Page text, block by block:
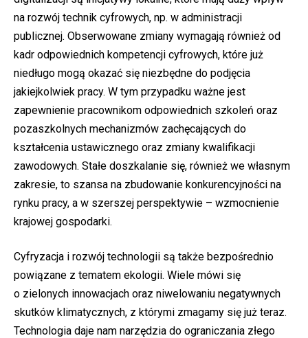
na rozwój technik cyfrowych, np. w administracji
publicznej. Obserwowane zmiany wymagają również od
kadr odpowiednich kompetencji cyfrowych, które już
niedługo mogą okazać się niezbędne do podjęcia
jakiejkolwiek pracy. W tym przypadku ważne jest
zapewnienie pracownikom odpowiednich szkoleń oraz
pozaszkolnych mechanizmów zachęcających do
kształcenia ustawicznego oraz zmiany kwalifikacji
zawodowych. Stałe doszkalanie się, również we własnym
zakresie, to szansa na zbudowanie konkurencyjności na
rynku pracy, a w szerszej perspektywie – wzmocnienie
krajowej gospodarki.
Cyfryzacja i rozwój technologii są także bezpośrednio
powiązane z tematem ekologii. Wiele mówi się
o zielonych innowacjach oraz niwelowaniu negatywnych
skutków klimatycznych, z którymi zmagamy się już teraz.
Technologia daje nam narzędzia do ograniczania złego